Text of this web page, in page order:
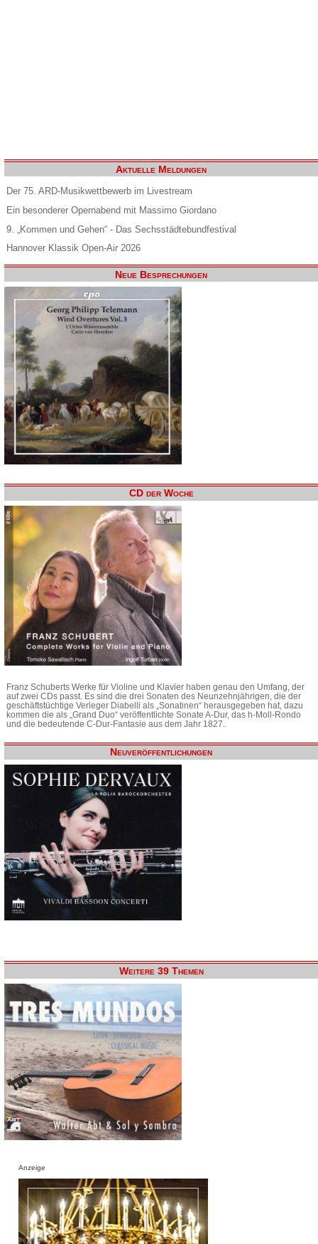
Aktuelle Meldungen
Der 75. ARD-Musikwettbewerb im Livestream
Ein besonderer Opernabend mit Massimo Giordano
9. „Kommen und Gehen“ - Das Sechsstädtebundfestival
Hannover Klassik Open-Air 2026
Neue Besprechungen
CD der Woche
Franz Schuberts Werke für Violine und Klavier haben genau den Umfang, der
auf zwei CDs passt. Es sind die drei Sonaten des Neunzehnjährigen, die der
geschäftstüchtige Verleger Diabelli als „Sonatinen“ herausgegeben hat, dazu
kommen die als „Grand Duo“ veröffentlichte Sonate A-Dur, das h-Moll-Rondo
und die bedeutende C-Dur-Fantasie aus dem Jahr 1827.
Neuveröffentlichungen
Weitere 39 Themen
Anzeige